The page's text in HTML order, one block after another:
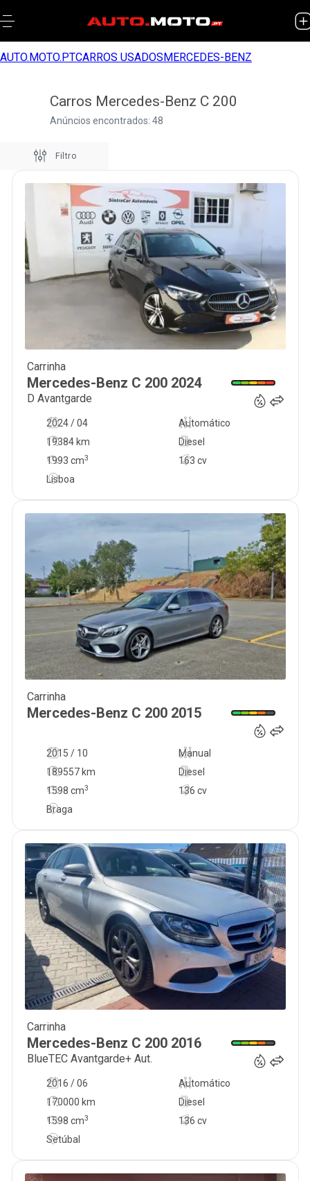
AUTO.MOTO.PTCARROS USADOSMERCEDES-BENZ
Carros Mercedes-Benz C 200
Anúncios encontrados: 48
Filtro
Carrinha
Mercedes-Benz C 200 2024
D Avantgarde
2024 / 04
Automático
19384 km
163 cv
Diesel
1993 cm3
Lisboa
Carrinha
Mercedes-Benz C 200 2015
2015 / 10
Manual
189557 km
136 cv
Diesel
1598 cm3
Braga
Carrinha
Mercedes-Benz C 200 2016
BlueTEC Avantgarde+ Aut.
2016 / 06
Automático
170000 km
136 cv
Diesel
1598 cm3
Setúbal